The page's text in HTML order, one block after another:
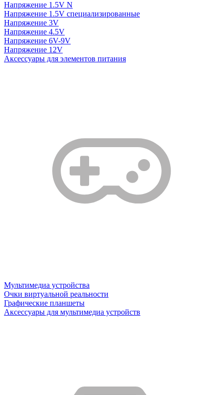
Напряжение 1.5V N
Напряжение 1.5V специализированные
Напряжение 3V
Напряжение 4.5V
Напряжение 6V-9V
Напряжение 12V
Аксессуары для элементов питания
Мультимедиа устройства
Очки виртуальной реальности
Графические планшеты
Аксессуары для мультимедиа устройств